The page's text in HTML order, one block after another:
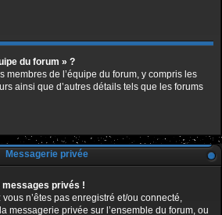
du forum » ?
membres de l’équipe du forum, y compris les
ainsi que d’autres détails tels que les forums
Messagerie privée
messages privés !
vous n’êtes pas enregistré et/ou connecté,
messagerie privée sur l’ensemble du forum, ou